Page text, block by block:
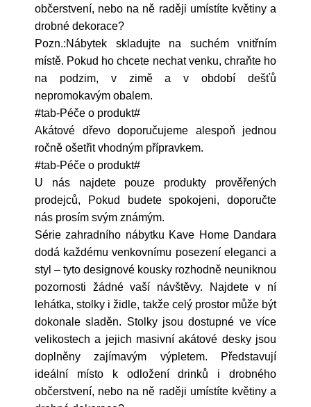
občerstvení, nebo na ně raději umístíte květiny a
drobné dekorace?
Pozn.:Nábytek skladujte na suchém vnitřním
místě. Pokud ho chcete nechat venku, chraňte ho
na podzim, v zimě a v období dešťů
nepromokavým obalem.
#tab-Péče o produkt#
Akátové dřevo doporučujeme alespoň jednou
ročně ošetřit vhodným přípravkem.
#tab-Péče o produkt#
U nás najdete pouze produkty prověřených
prodejců, Pokud budete spokojeni, doporučte
nás prosím svým známým.
Série zahradního nábytku Kave Home Dandara
dodá každému venkovnímu posezení eleganci a
styl – tyto designové kousky rozhodně neuniknou
pozornosti žádné vaší návštěvy. Najdete v ní
lehátka, stolky i židle, takže celý prostor může být
dokonale sladěn. Stolky jsou dostupné ve více
velikostech a jejich masivní akátové desky jsou
doplněny zajímavým výpletem. Představují
ideální místo k odložení drinků i drobného
občerstvení, nebo na ně raději umístíte květiny a